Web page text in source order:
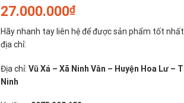
27.000.000₫
Hãy nhanh tay liên hệ để được sản phẩm tốt
địa chỉ:
Địa chỉ: Vũ Xá – Xã Ninh Vân – Huyện Hoa Lư –
Ninh